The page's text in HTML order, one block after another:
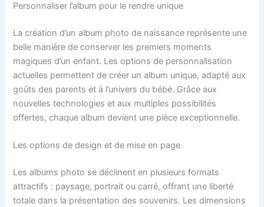
Personnaliser l’album pour le rendre unique
La création d’un album photo de naissance représente une
belle manière de conserver les premiers moments
magiques d’un enfant. Les options de personnalisation
actuelles permettent de créer un album unique, adapté aux
goûts des parents et à l’univers du bébé. Grâce aux
nouvelles technologies et aux multiples possibilités
offertes, chaque album devient une pièce exceptionnelle.
Les options de design et de mise en page
Les albums photo se déclinent en plusieurs formats
attractifs : paysage, portrait ou carré, offrant une liberté
totale dans la présentation des souvenirs. Les dimensions